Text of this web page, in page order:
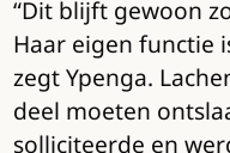
“Dit blijft gewoon
Haar eigen functie
zegt Ypenga.
deel moeten
solliciteerde en